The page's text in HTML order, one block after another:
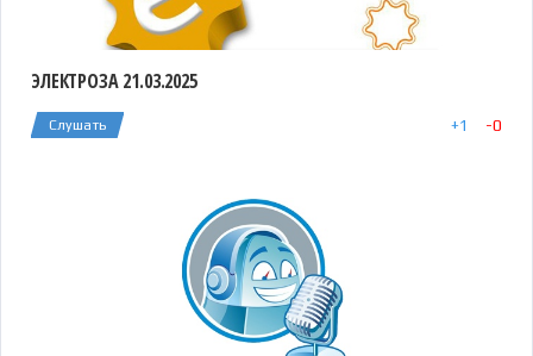
ЭЛЕКТРОЗА 21.03.2025
Слушать +1 -0